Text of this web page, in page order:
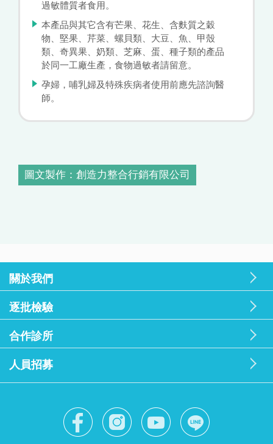
過敏體質者食用。
本產品與其它含有芒果、花生、含麩質之穀
物、堅果、芹菜、螺貝類、大豆、魚、甲殼
類、奇異果、奶類、芝麻、蛋、種子類的產品
於同一工廠生產，食物過敏者請留意。
孕婦，哺乳婦及特殊疾病者使用前應先諮詢醫
師。
圖文製作：創造力整合行銷有限公司
關於我們
逐批檢驗
合作診所
人員招募